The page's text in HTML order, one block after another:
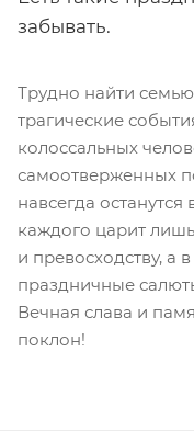
забывать.
Трудно найти
трагические
колоссальных
самоотверженных
навсегда
каждого царит
и превосходству, а
праздничные
Вечная слава и
поклон!